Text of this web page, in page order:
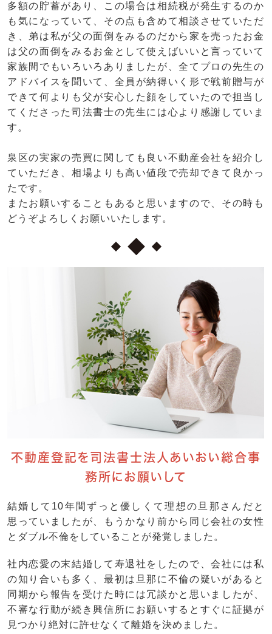
多額の貯蓄があり、この場合は相続税が発生するのか
も気になっていて、その点も含めて相談させていただ
き、弟は私が父の面倒をみるのだから家を売ったお金
は父の面倒をみるお金として使えばいいと言っていて
家族間でもいろいろありましたが、全てプロの先生の
アドバイスを聞いて、全員が納得いく形で戦前贈与が
できて何よりも父が安心した顔をしていたので担当し
てくださった司法書士の先生には心より感謝していま
す。
泉区の実家の売買に関しても良い不動産会社を紹介し
ていただき、相場よりも高い値段で売却できて良かっ
たです。
またお願いすることもあると思いますので、その時も
どうぞよろしくお願いいたします。
不動産登記を司法書士法人あいおい総合事
務所にお願いして
結婚して10年間ずっと優しくて理想の旦那さんだと
思っていましたが、もうかなり前から同じ会社の女性
とダブル不倫をしていることが発覚しました。
社内恋愛の末結婚して寿退社をしたので、会社には私
の知り合いも多く、最初は旦那に不倫の疑いがあると
同期から報告を受けた時には冗談かと思いましたが、
不審な行動が続き興信所にお願いするとすぐに証拠が
見つかり絶対に許せなくて離婚を決めました。